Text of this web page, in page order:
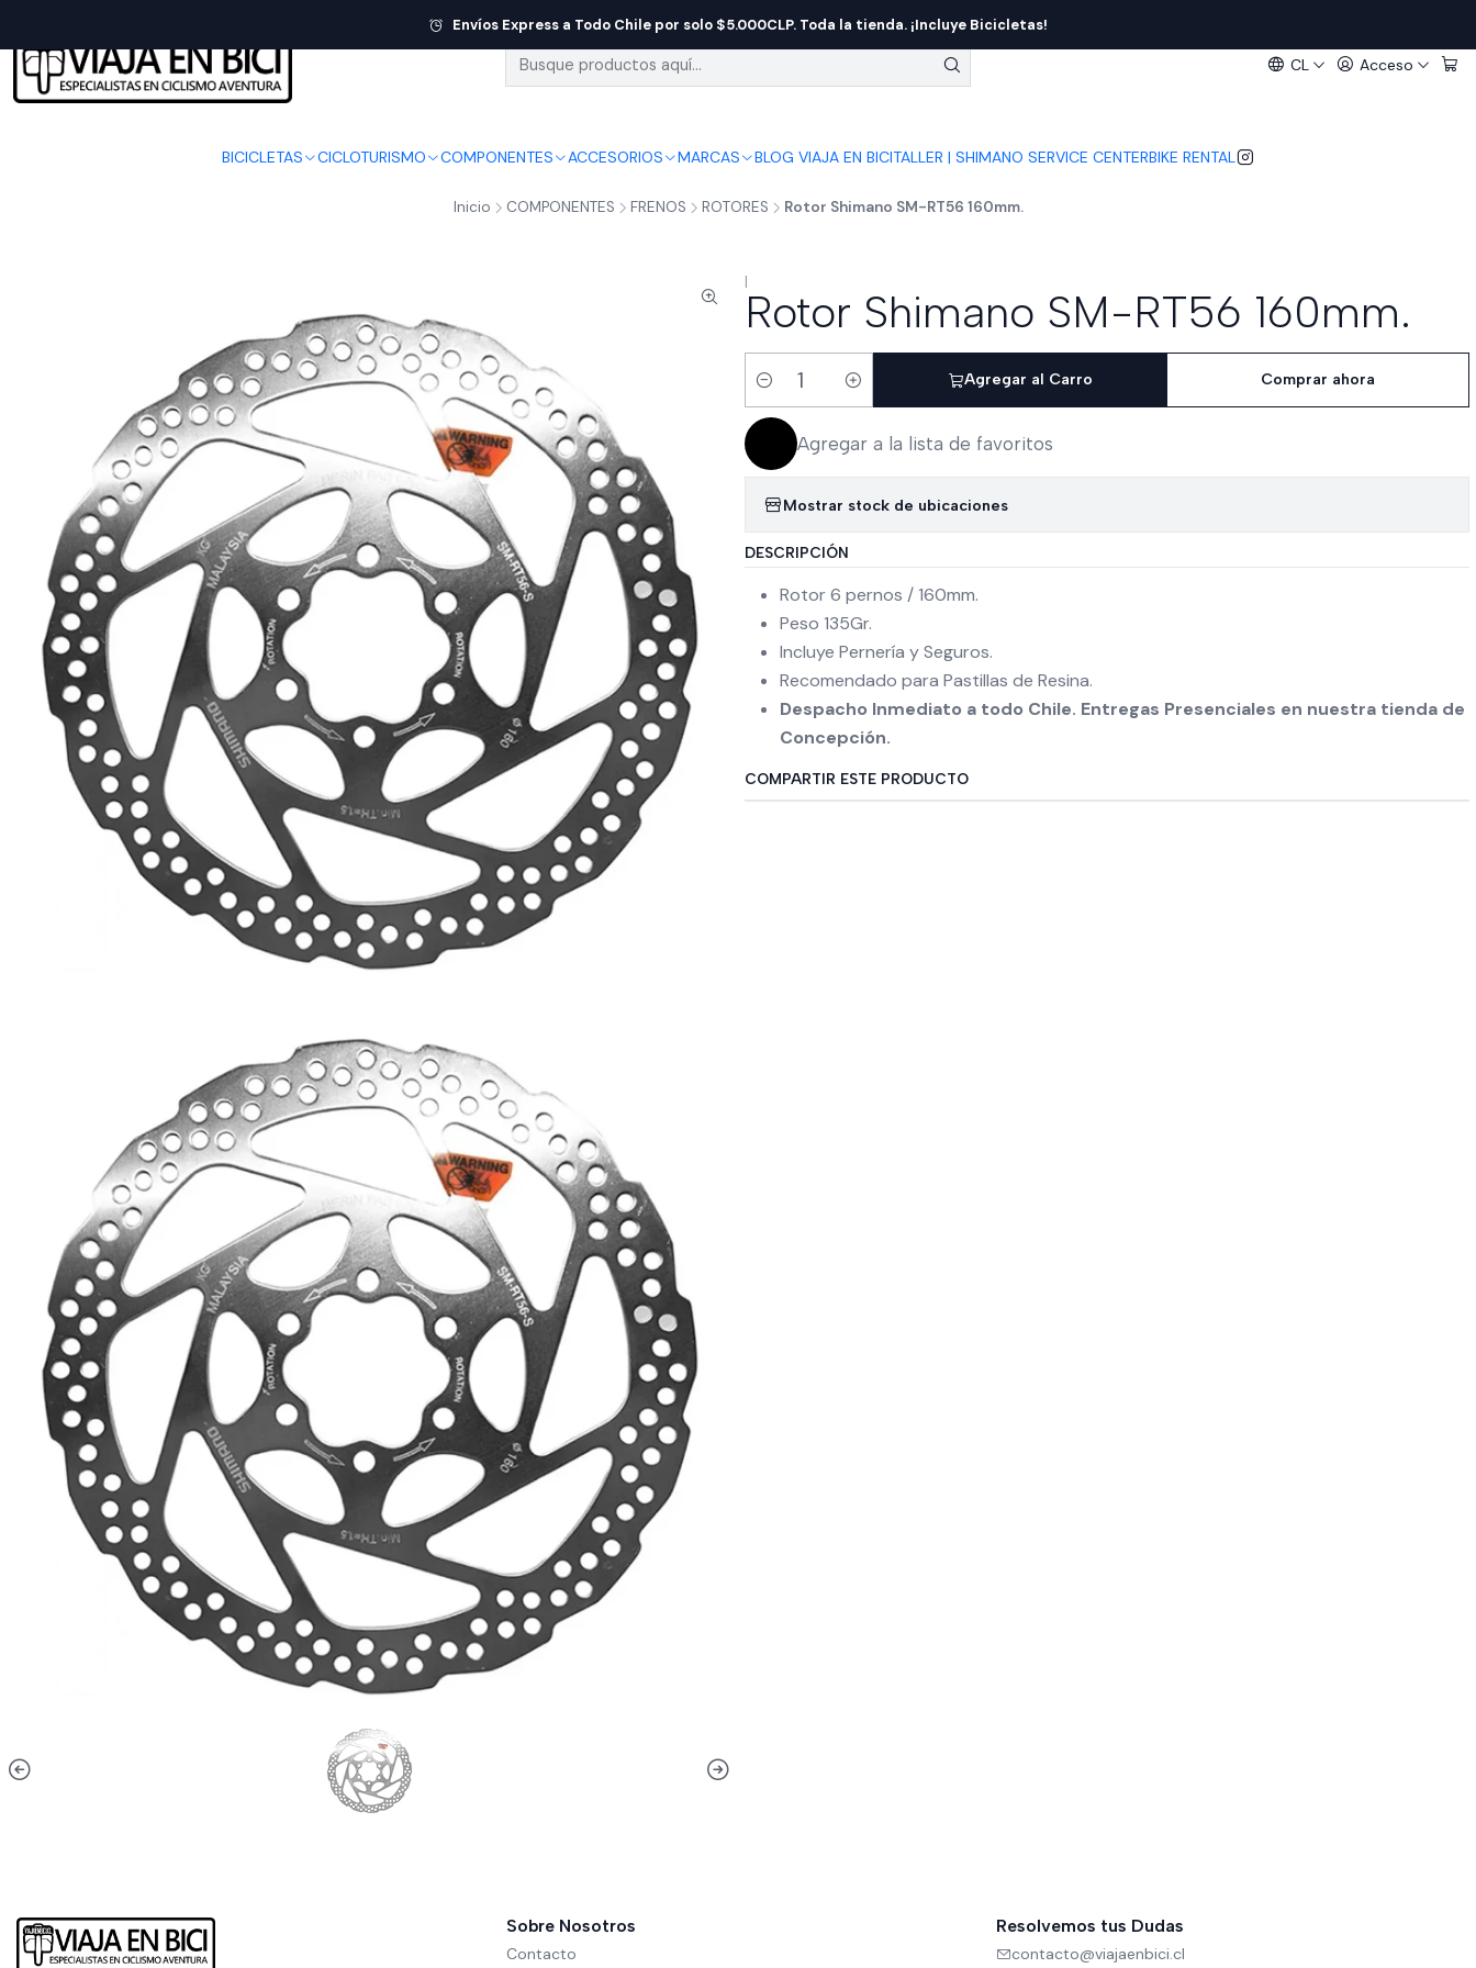
CL Acceso
BICICLETAS CICLOTURISMO COMPONENTES ACCESORIOS MARCAS BLOG VIAJA EN BICITALLER | SHIMANO SERVICE CENTERBIKE RENTAL
Envíos Express a Todo Chile por solo $5.000CLP. Toda la tienda. ¡Incluye Bicicletas!
Inicio COMPONENTES FRENOS ROTORES Rotor Shimano SM-RT56 160mm.
|
Rotor Shimano SM-RT56 160mm.
Cantidad
Agregar al Carro Comprar ahora
Agregar a la lista de favoritos
Mostrar stock de ubicaciones
DESCRIPCIÓN
Rotor 6 pernos / 160mm.
Peso 135Gr.
Incluye Pernería y Seguros.
Recomendado para Pastillas de Resina.
Despacho Inmediato a todo Chile. Entregas Presenciales en nuestra tienda de
Concepción.
COMPARTIR ESTE PRODUCTO
Sobre Nosotros
Contacto
Resolvemos tus Dudas
contacto@viajaenbici.cl